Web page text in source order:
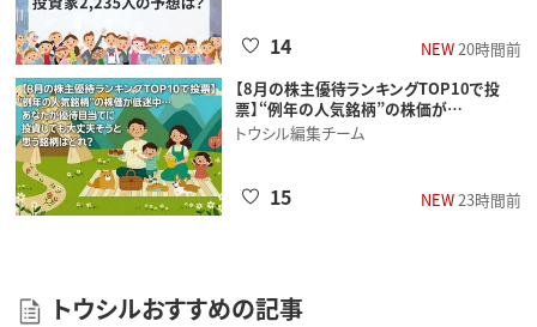
NEW20時間前
14
【8月の株主優待ランキングTOP10で投
票】“例年の人気銘柄”の株価が…
トウシル編集チーム
NEW23時間前
15
トウシルおすすめの記事